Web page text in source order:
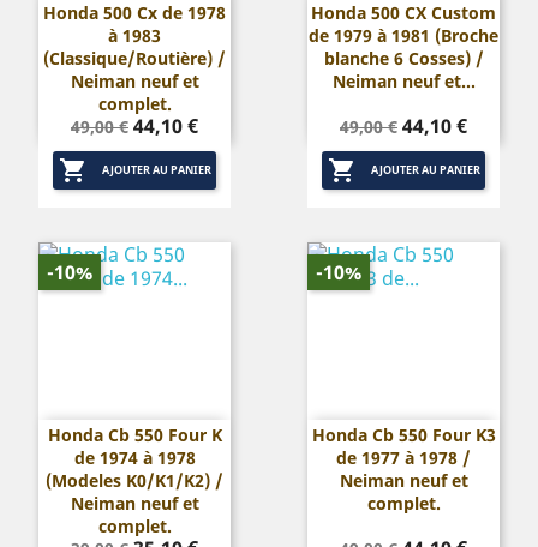
Honda 500 Cx de 1978
à 1983
(Classique/Routière) /
Neiman neuf et
complet.
Prix
de
base
49,00 € Prix
44,10 €
 AJOUTER AU PANIER
Honda 500 CX Custom
de 1979 à 1981 (Broche
blanche 6 Cosses) /
Neiman neuf et...
Prix
de
base
49,00 € Prix
44,10 €
 AJOUTER AU PANIER
Honda Cb 550 Four K
de 1974 à 1978
(Modeles K0/K1/K2) /
Neiman neuf et
complet.
-10%
Honda Cb 550 Four K3
de 1977 à 1978 /
Neiman neuf et
complet.
-10%